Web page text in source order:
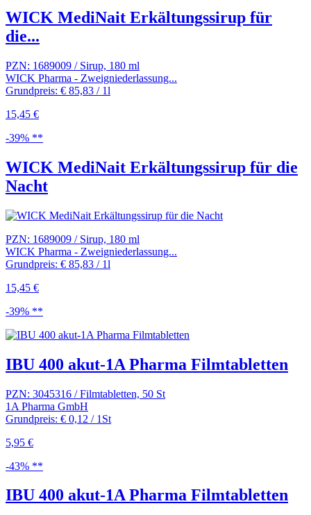
WICK MediNait Erkältungssirup für
die...
PZN: 1689009 / Sirup, 180 ml
WICK Pharma - Zweigniederlassung...
Grundpreis: € 85,83 / 1l
15,45 €
-39% **
WICK MediNait Erkältungssirup für die
Nacht
PZN: 1689009 / Sirup, 180 ml
WICK Pharma - Zweigniederlassung...
Grundpreis: € 85,83 / 1l
15,45 €
-39% **
IBU 400 akut-1A Pharma Filmtabletten
PZN: 3045316 / Filmtabletten, 50 St
1A Pharma GmbH
Grundpreis: € 0,12 / 1St
5,95 €
-43% **
IBU 400 akut-1A Pharma Filmtabletten